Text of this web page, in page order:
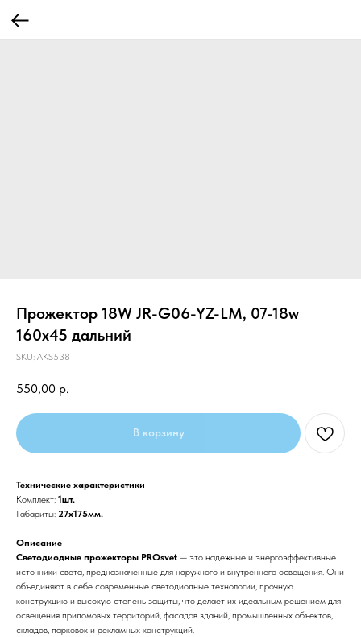
Прожектор 18W JR-G06-YZ-LM, 07-18w
160x45 дальний
SKU: AKS538
550,00 р.
В корзину
Технические характеристики
Комплект: 1шт.
Габариты: 27x175мм.
Описание
Светодиодные прожекторы PROsvet — это надежные и энергоэффективные
источники света, предназначенные для наружного и внутреннего освещения. Они
объединяют в себе современные светодиодные технологии, прочную
конструкцию и высокую степень защиты, что делает их идеальным решением для
освещения придомовых территорий, фасадов зданий, промышленных объектов,
складов, парковок и рекламных конструкций.